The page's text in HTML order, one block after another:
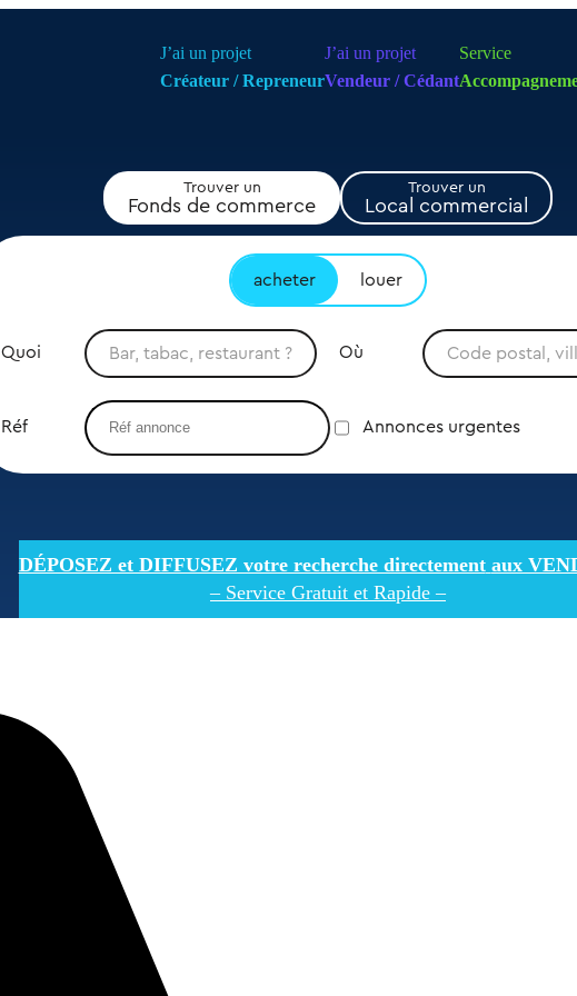
J’ai un projet
Créateur / Repreneur
J’ai un projet
Vendeur / Cédant
Service
Trouver un
Fonds de commerce
Trouver un
Local commercial
acheter louer
Quoi Où
Réf Annonces urgentes
DÉPOSEZ et DIFFUSEZ votre recherche directement aux
– Service Gratuit et Rapide –